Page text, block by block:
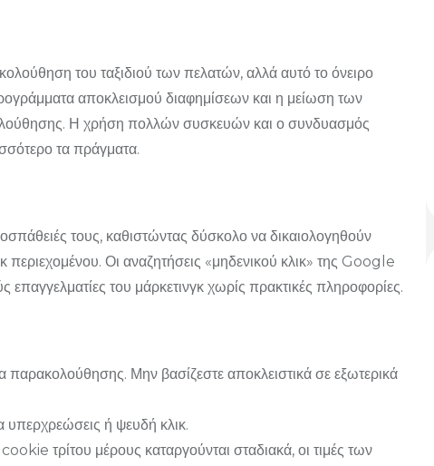
του ταξιδιού των πελατών, αλλά αυτό το όνειρο
αποκλεισμού διαφημίσεων και η μείωση των
Η χρήση πολλών συσκευών και ο συνδυασμός
τα πράγματα.
τους, καθιστώντας δύσκολο να δικαιολογηθούν
περιεχομένου. Οι αναζητήσεις «μηδενικού κλικ» της Google
επαγγελματίες του μάρκετινγκ χωρίς πρακτικές πληροφορίες.
παρακολούθησης. Μην βασίζεστε αποκλειστικά σε εξωτερικά
υπερχρεώσεις ή ψευδή κλικ.
τρίτου μέρους καταργούνται σταδιακά, οι τιμές των